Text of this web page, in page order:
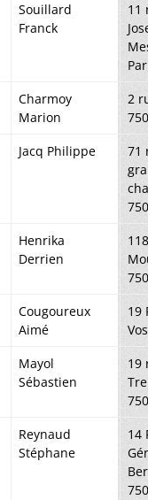
Souillard
Franck
11
Charmoy
Marion
2
Jacq Philippe
71
Henrika
Derrien
Cougoureux
Aimé
19
Mayol
Sébastien
19
Reynaud
Stéphane
14